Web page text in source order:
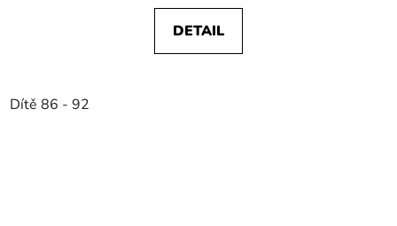
DETAIL
Dítě 86 - 92